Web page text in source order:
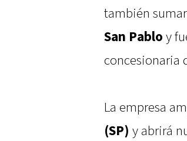
también
San Pablo y
concesionaria
La empresa
(SP) y abrirá